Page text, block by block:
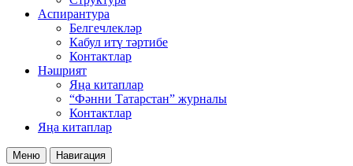
Аспирантура
Белгечлекләр
Кабул итү тәртибе
Контактлар
Нәшрият
Яңа китаплар
“Фәнни Татарстан” журналы
Контактлар
Яңа китаплар
Меню Навигация